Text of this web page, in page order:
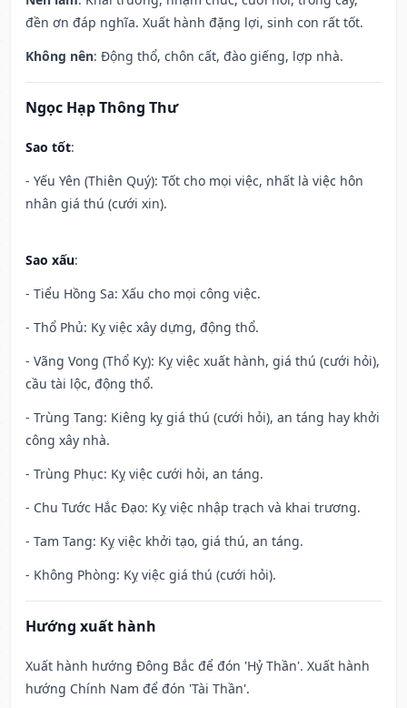
đền ơn đáp nghĩa. Xuất hành đặng lợi, sinh con rất tốt.
Không nên: Động thổ, chôn cất, đào giếng, lợp nhà.
Ngọc Hạp Thông Thư
Sao tốt:
- Yếu Yên (Thiên Quý): Tốt cho mọi việc, nhất là việc hôn
nhân giá thú (cưới xin).
Sao xấu:
- Tiểu Hồng Sa: Xấu cho mọi công việc.
- Thổ Phủ: Kỵ việc xây dựng, động thổ.
- Vãng Vong (Thổ Kỵ): Kỵ việc xuất hành, giá thú (cưới hỏi),
cầu tài lộc, động thổ.
- Trùng Tang: Kiêng kỵ giá thú (cưới hỏi), an táng hay khởi
công xây nhà.
- Trùng Phục: Kỵ việc cưới hỏi, an táng.
- Chu Tước Hắc Đạo: Kỵ việc nhập trạch và khai trương.
- Tam Tang: Kỵ việc khởi tạo, giá thú, an táng.
- Không Phòng: Kỵ việc giá thú (cưới hỏi).
Hướng xuất hành
Xuất hành hướng Đông Bắc để đón 'Hỷ Thần'. Xuất hành
hướng Chính Nam để đón 'Tài Thần'.